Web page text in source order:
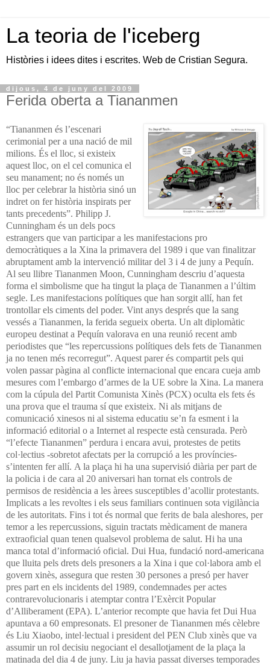
La teoria de l'iceberg
Històries i idees dites i escrites. Web de Cristian Segura.
dijous, 4 de juny del 2009
Ferida oberta a Tiananmen
“Tiananmen és l’escenari
cerimonial per a una nació de mil
milions. És el lloc, si existeix
aquest lloc, on el cel comunica el
seu manament; no és només un
lloc per celebrar la història sinó un
indret on fer història inspirats per
tants precedents”. Philipp J.
Cunningham és un dels pocs
estrangers que van participar a les manifestacions pro
democràtiques a la Xina la primavera del 1989 i que van finalitzar
abruptament amb la intervenció militar del 3 i 4 de juny a Pequín.
Al seu llibre Tiananmen Moon, Cunningham descriu d’aquesta
forma el simbolisme que ha tingut la plaça de Tiananmen a l’últim
segle. Les manifestacions polítiques que han sorgit allí, han fet
trontollar els ciments del poder. Vint anys després que la sang
vessés a Tiananmen, la ferida segueix oberta. Un alt diplomàtic
europeu destinat a Pequín valorava en una reunió recent amb
periodistes que “les repercussions polítiques dels fets de Tiananmen
ja no tenen més recorregut”. Aquest parer és compartit pels qui
volen passar pàgina al conflicte internacional que encara cueja amb
mesures com l’embargo d’armes de la UE sobre la Xina. La manera
com la cúpula del Partit Comunista Xinès (PCX) oculta els fets és
una prova que el trauma sí que existeix. Ni als mitjans de
comunicació xinesos ni al sistema educatiu se’n fa esment i la
informació editorial o a Internet al respecte està censurada. Però
“l’efecte Tiananmen” perdura i encara avui, protestes de petits
col·lectius -sobretot afectats per la corrupció a les províncies-
s’intenten fer allí. A la plaça hi ha una supervisió diària per part de
la policia i de cara al 20 aniversari han tornat els controls de
permisos de residència a les àrees susceptibles d’acollir protestants.
Implicats a les revoltes i els seus familiars continuen sota vigilància
de les autoritats. Fins i tot és normal que ferits de bala aleshores, per
temor a les repercussions, siguin tractats mèdicament de manera
extraoficial quan tenen qualsevol problema de salut. Hi ha una
manca total d’informació oficial. Dui Hua, fundació nord-americana
que lluita pels drets dels presoners a la Xina i que col·labora amb el
govern xinès, assegura que resten 30 persones a presó per haver
pres part en els incidents del 1989, condemnades per actes
contrarevolucionaris i atemptar contra l’Exèrcit Popular
d’Alliberament (EPA). L’anterior recompte que havia fet Dui Hua
apuntava a 60 empresonats. El presoner de Tiananmen més cèlebre
és Liu Xiaobo, intel·lectual i president del PEN Club xinès que va
assumir un rol decisiu negociant el desallotjament de la plaça la
matinada del dia 4 de juny. Liu ja havia passat diverses temporades